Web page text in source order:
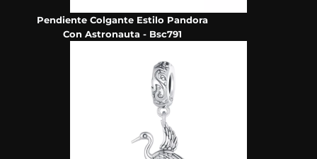
Pendiente Colgante Estilo Pandora
Con Astronauta - Bsc791